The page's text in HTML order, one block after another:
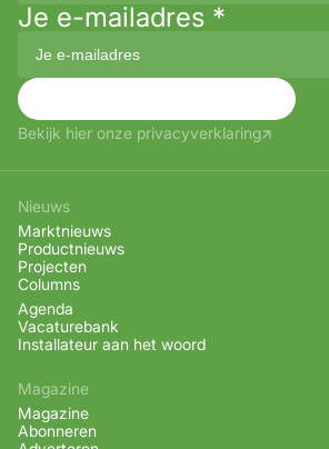
Je e-mailadres *
Bekijk hier onze privacyverklaring
Nieuws
Marktnieuws
Productnieuws
Projecten
Columns
Agenda
Vacaturebank
Installateur aan het woord
Magazine
Magazine
Abonneren